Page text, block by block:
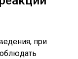
при